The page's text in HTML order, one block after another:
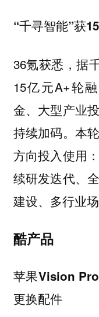
“千寻智能”获
36氪获悉，据
15亿元A+轮
金、大型产业
持续加码。本
方向投入使用
续研发迭代、
建设、多行业
酷产品
苹果Vision
更换配件